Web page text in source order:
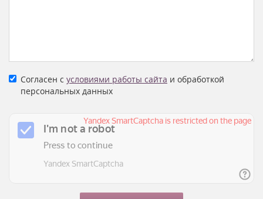
Согласен с условиями работы сайта и обработкой
персональных данных